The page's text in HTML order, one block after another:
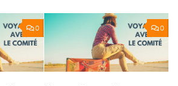
0 0